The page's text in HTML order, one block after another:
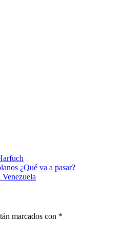
¿Qué va a pasar?
marcados con *